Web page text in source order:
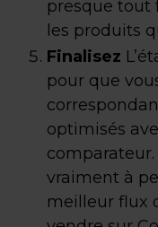
presque tout
les produits
Finalisez
pour que
optimisés
vraiment à
meilleur flux